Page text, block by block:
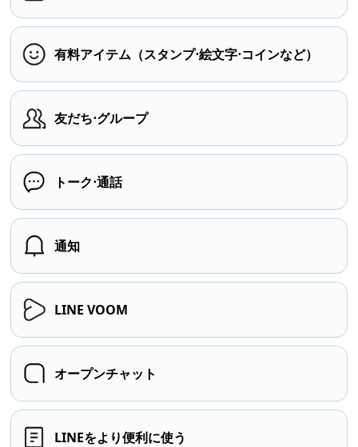
有料アイテム（スタンプ⋅絵文字⋅コインなど）
友だち⋅グループ
トーク⋅通話
通知
LINE VOOM
オープンチャット
LINEをより便利に使う